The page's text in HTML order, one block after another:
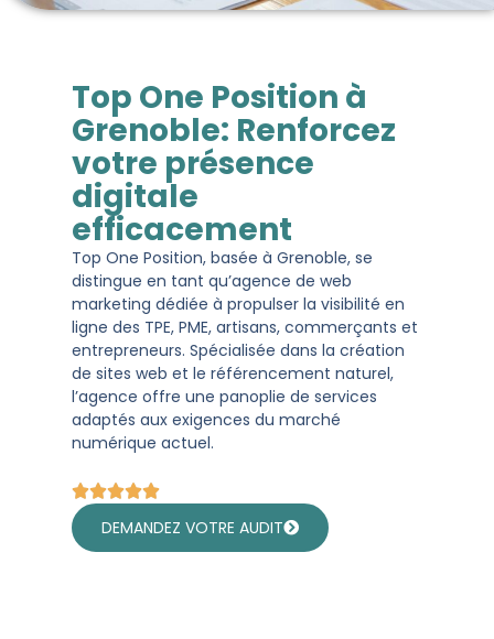
Top One Position à
Grenoble: Renforcez
votre présence
digitale
efficacement
Top One Position, basée à Grenoble, se
distingue en tant qu’agence de web
marketing dédiée à propulser la visibilité en
ligne des TPE, PME, artisans, commerçants et
entrepreneurs. Spécialisée dans la création
de sites web et le référencement naturel,
l’agence offre une panoplie de services
adaptés aux exigences du marché
numérique actuel.
DEMANDEZ VOTRE AUDIT